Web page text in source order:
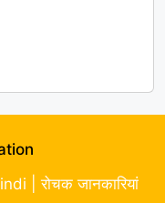
| रोचक जानकारियां